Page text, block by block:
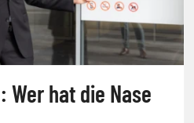
Wer hat die Nase